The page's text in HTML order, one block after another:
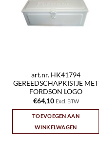
art.nr. HK41794
GEREEDSCHAPKISTJE MET
FORDSON LOGO
€64,10 Excl. BTW
TOEVOEGEN AAN
WINKELWAGEN